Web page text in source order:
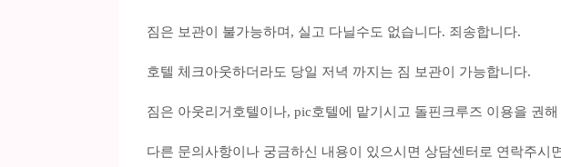
짐은 보관이 불가능하며, 실고 다닐수도 없습니다. 죄송합니다.
호텔 체크아웃하더라도 당일 저녁 까지는 짐 보관이 가능합니다.
짐은 아웃리거호텔이나, pic호텔에 맡기시고 돌핀크루즈 이용을 권
다른 문의사항이나 궁금하신 내용이 있으시면 상담센터로 연락주시